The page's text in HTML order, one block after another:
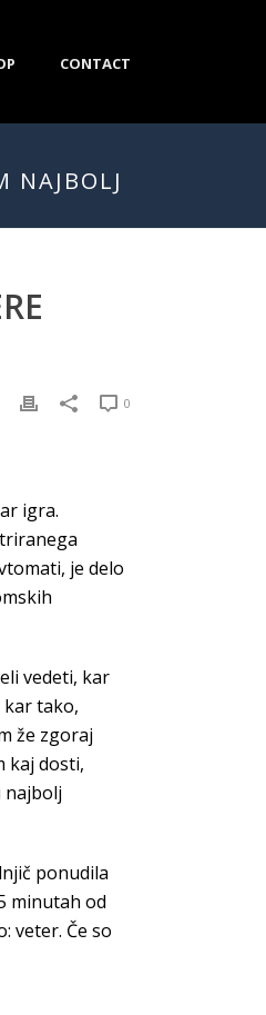
CONTACT
NAJBOLJ
0
igra.
je delo
vedeti, kar
kar tako,
že zgoraj
kaj dosti,
najbolj
ponudila
minutah od
veter. Če so